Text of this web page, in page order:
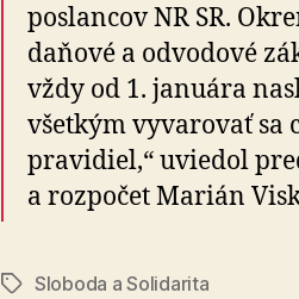
poslancov NR SR.
daňové a odvodové
vždy od 1. januára
všetkým vyvarovať sa
pravidiel,“ uviedol
a rozpočet Marián
ZnačkySloboda a Solidarita